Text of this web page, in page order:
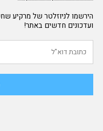
הירשמו לניוזלטר של מרקיע
ועדכונים חדשים באתר!